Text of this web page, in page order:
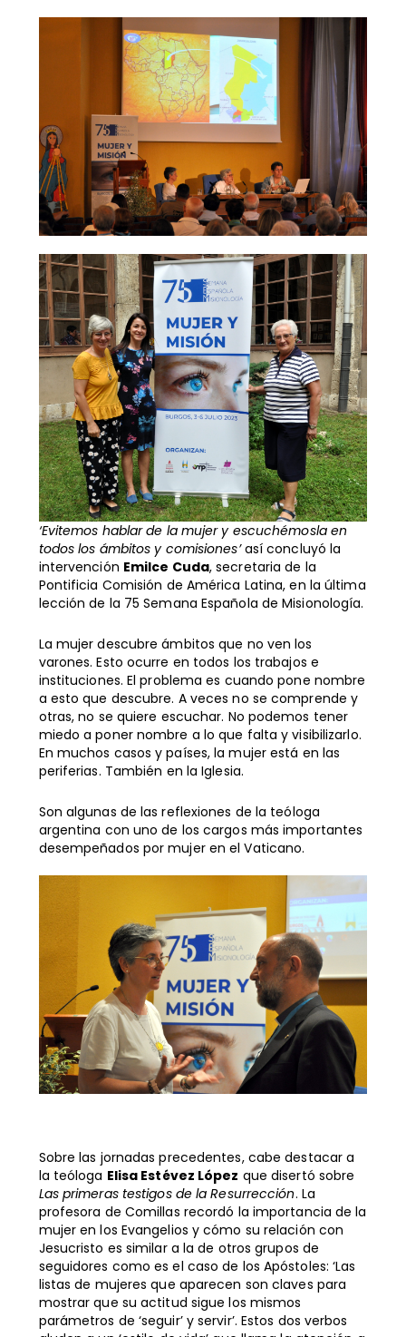
‘Evitemos hablar de la mujer y escuchémosla en
todos los ámbitos y comisiones’así concluyó la
intervención Emilce Cuda, secretaria de la
Pontificia Comisión de América Latina, en la última
lección de la 75 Semana Española de Misionología.
La mujer descubre ámbitos que no ven los
varones. Esto ocurre en todos los trabajos e
instituciones. El problema es cuando pone nombre
a esto que descubre. A veces no se comprende y
otras, no se quiere escuchar. No podemos tener
miedo a poner nombre a lo que falta y visibilizarlo.
En muchos casos y países, la mujer está en las
periferias. También en la Iglesia.
Son algunas de las reflexiones de la teóloga
argentina con uno de los cargos más importantes
desempeñados por mujer en el Vaticano.
Sobre las jornadas precedentes, cabe destacar a
la teóloga Elisa Estévez López que disertó sobre
Las primeras testigos de la Resurrección. La
profesora de Comillas recordó la importancia de la
mujer en los Evangelios y cómo su relación con
Jesucristo es similar a la de otros grupos de
seguidores como es el caso de los Apóstoles: ‘Las
listas de mujeres que aparecen son claves para
mostrar que su actitud sigue los mismos
parámetros de ‘seguir’ y servir’. Estos dos verbos